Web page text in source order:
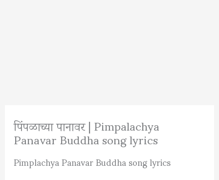
पिंपळाच्या पानावर | Pimpalachya
Panavar Buddha song lyrics
Pimplachya Panavar Buddha song lyrics